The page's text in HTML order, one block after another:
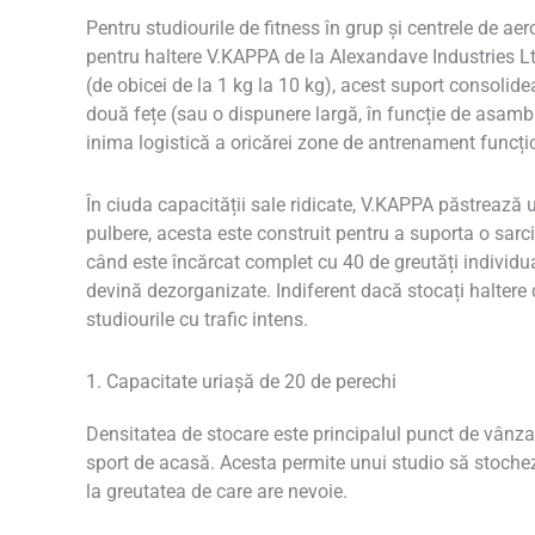
Pentru studiourile de fitness în grup și centrele de
pentru haltere V.KAPPA de la Alexandave
(de obicei de la 1 kg la 10 kg), acest suport
două fețe (sau o dispunere largă, în funcție de
inima logistică a oricărei zone de antrenament
În ciuda capacității sale ridicate, V.KAPPA
pulbere, acesta este construit pentru a suporta o
când este încărcat complet cu 40 de greutăți
devină dezorganizate. Indiferent dacă stocați
studiourile cu trafic intens.
1. Capacitate uriașă de 20 de perechi
Densitatea de stocare este principalul punct de
sport de acasă. Acesta permite unui studio să
la greutatea de care are nevoie.